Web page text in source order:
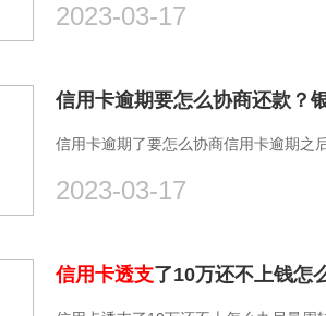
2023-03-17
信用卡逾期要怎么协商还款？
信用卡逾期了要怎么协商信用卡逾期之
2023-03-17
信用卡透支了10万还不上钱怎